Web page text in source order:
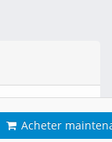
Acheter